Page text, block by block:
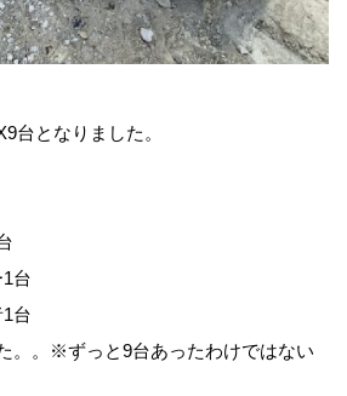
台となりました。
台
台
。。※ずっと9台あったわけではない